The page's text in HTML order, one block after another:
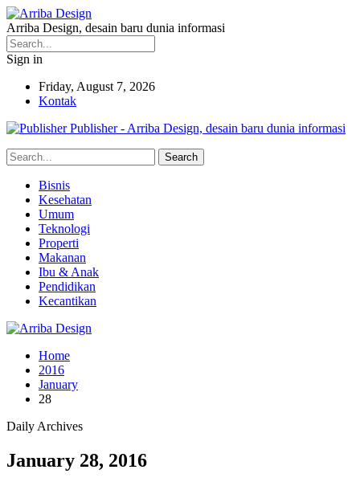
Arriba Design, desain baru dunia informasi
Sign in
Friday, August 7, 2026
Kontak
Publisher - Arriba Design, desain baru dunia informasi
Bisnis
Kesehatan
Umum
Teknologi
Properti
Makanan
Ibu & Anak
Pendidikan
Kecantikan
Home
2016
January
28
Daily Archives
January 28, 2016